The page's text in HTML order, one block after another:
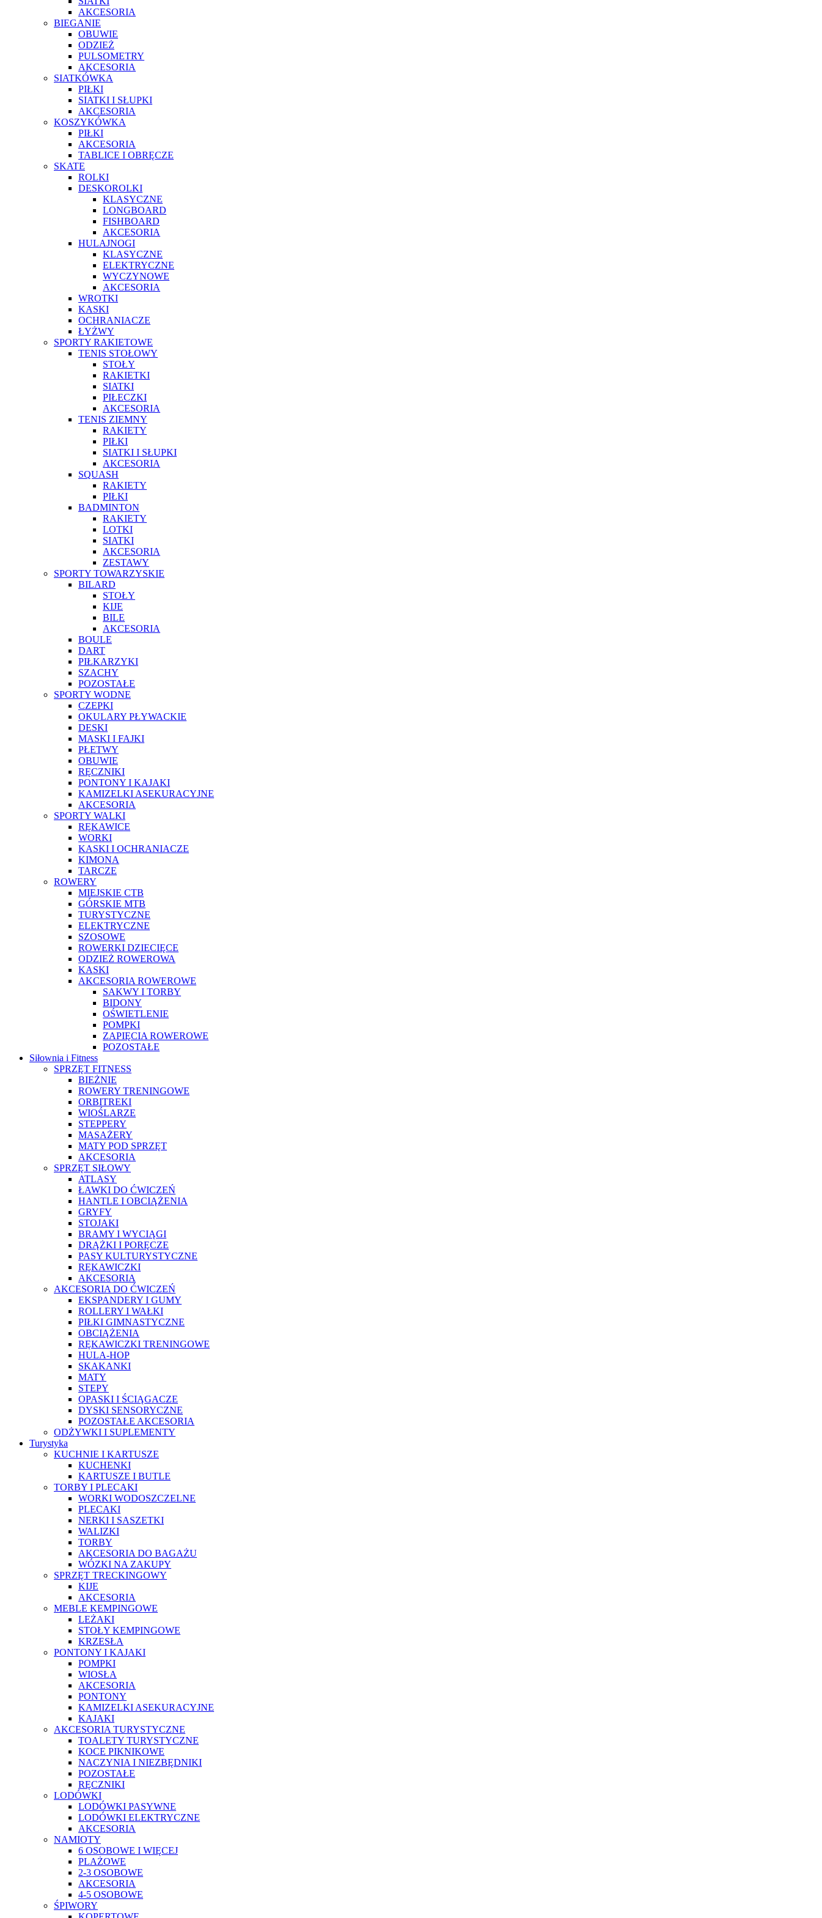
AKCESORIA
BIEGANIE
OBUWIE
ODZIEŻ
PULSOMETRY
AKCESORIA
SIATKÓWKA
PIŁKI
SIATKI I SŁUPKI
AKCESORIA
KOSZYKÓWKA
PIŁKI
AKCESORIA
TABLICE I OBRĘCZE
SKATE
ROLKI
DESKOROLKI
KLASYCZNE
LONGBOARD
FISHBOARD
AKCESORIA
HULAJNOGI
KLASYCZNE
ELEKTRYCZNE
WYCZYNOWE
AKCESORIA
WROTKI
KASKI
OCHRANIACZE
ŁYŻWY
SPORTY RAKIETOWE
TENIS STOŁOWY
STOŁY
RAKIETKI
SIATKI
PIŁECZKI
AKCESORIA
TENIS ZIEMNY
RAKIETY
PIŁKI
SIATKI I SŁUPKI
AKCESORIA
SQUASH
RAKIETY
PIŁKI
BADMINTON
RAKIETY
LOTKI
SIATKI
AKCESORIA
ZESTAWY
SPORTY TOWARZYSKIE
BILARD
STOŁY
KIJE
BILE
AKCESORIA
BOULE
DART
PIŁKARZYKI
SZACHY
POZOSTAŁE
SPORTY WODNE
CZEPKI
OKULARY PŁYWACKIE
DESKI
MASKI I FAJKI
PŁETWY
OBUWIE
RĘCZNIKI
PONTONY I KAJAKI
KAMIZELKI ASEKURACYJNE
AKCESORIA
SPORTY WALKI
RĘKAWICE
WORKI
KASKI I OCHRANIACZE
KIMONA
TARCZE
ROWERY
MIEJSKIE CTB
GÓRSKIE MTB
TURYSTYCZNE
ELEKTRYCZNE
SZOSOWE
ROWERKI DZIECIĘCE
ODZIEŻ ROWEROWA
KASKI
AKCESORIA ROWEROWE
SAKWY I TORBY
BIDONY
OŚWIETLENIE
POMPKI
ZAPIĘCIA ROWEROWE
POZOSTAŁE
Siłownia i Fitness
SPRZĘT FITNESS
BIEŻNIE
ROWERY TRENINGOWE
ORBITREKI
WIOŚLARZE
STEPPERY
MASAŻERY
MATY POD SPRZĘT
AKCESORIA
SPRZĘT SIŁOWY
ATLASY
ŁAWKI DO ĆWICZEŃ
HANTLE I OBCIĄŻENIA
GRYFY
STOJAKI
BRAMY I WYCIĄGI
DRĄŻKI I PORĘCZE
PASY KULTURYSTYCZNE
RĘKAWICZKI
AKCESORIA
AKCESORIA DO ĆWICZEŃ
EKSPANDERY I GUMY
ROLLERY I WAŁKI
PIŁKI GIMNASTYCZNE
OBCIĄŻENIA
RĘKAWICZKI TRENINGOWE
HULA-HOP
SKAKANKI
MATY
STEPY
OPASKI I ŚCIĄGACZE
DYSKI SENSORYCZNE
POZOSTAŁE AKCESORIA
ODŻYWKI I SUPLEMENTY
Turystyka
KUCHNIE I KARTUSZE
KUCHENKI
KARTUSZE I BUTLE
TORBY I PLECAKI
WORKI WODOSZCZELNE
PLECAKI
NERKI I SASZETKI
WALIZKI
TORBY
AKCESORIA DO BAGAŻU
WÓZKI NA ZAKUPY
SPRZĘT TRECKINGOWY
KIJE
AKCESORIA
MEBLE KEMPINGOWE
LEŻAKI
STOŁY KEMPINGOWE
KRZESŁA
PONTONY I KAJAKI
POMPKI
WIOSŁA
AKCESORIA
PONTONY
KAMIZELKI ASEKURACYJNE
KAJAKI
AKCESORIA TURYSTYCZNE
TOALETY TURYSTYCZNE
KOCE PIKNIKOWE
NACZYNIA I NIEZBĘDNIKI
POZOSTAŁE
RĘCZNIKI
LODÓWKI
LODÓWKI PASYWNE
LODÓWKI ELEKTRYCZNE
AKCESORIA
NAMIOTY
6 OSOBOWE I WIĘCEJ
PLAŻOWE
2-3 OSOBOWE
AKCESORIA
4-5 OSOBOWE
ŚPIWORY